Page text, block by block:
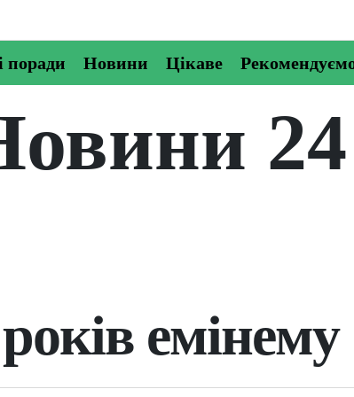
поради Новини Цікаве
24
емінему